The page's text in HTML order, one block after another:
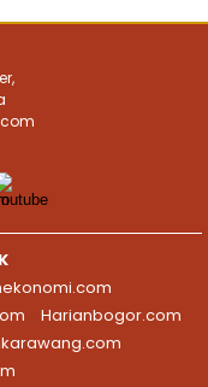
Harianbogor.com